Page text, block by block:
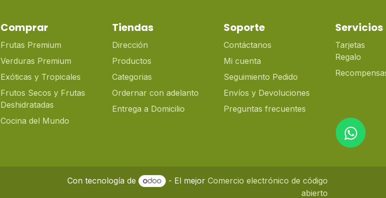
Tiendas
Dirección
Productos
Categorias
Ordernar con adelanto
Entrega a Domicilio
Comprar
Frutas Premium
Verduras Premium
Exóticas y Tropicales
Frutos Secos y Frutas
Deshidratadas
Cocina del Mundo
Soporte
Contáctanos
Mi cuenta
Seguimiento Pedido
Envíos y Devoluciones
Preguntas frecuentes
Servicios
Tarjetas
Regalo
Con tecnología de - El mejor Comercio electrónico de código
abierto